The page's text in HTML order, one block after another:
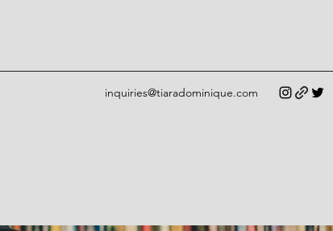
inquiries@tiaradominique.com